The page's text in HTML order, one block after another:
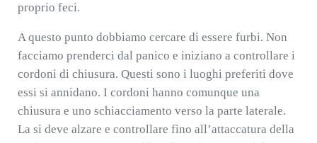
proprio feci.
A questo punto dobbiamo cercare di essere furbi. Non
facciamo prenderci dal panico e iniziano a controllare i
cordoni di chiusura. Questi sono i luoghi preferiti dove
essi si annidano. I cordoni hanno comunque una
chiusura e uno schiacciamento verso la parte laterale.
La si deve alzare e controllare fino all’attaccatura della